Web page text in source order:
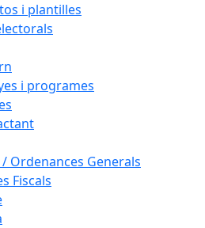
i plantilles
i programes
Ordenances Generals
Fiscals